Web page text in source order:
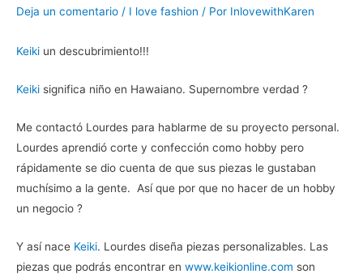
Deja un comentario / I love fashion / Por InlovewithKaren
Keiki un descubrimiento!!!
Keiki significa niño en Hawaiano. Supernombre verdad ?
Me contactó Lourdes para hablarme de su proyecto personal.
Lourdes aprendió corte y confección como hobby pero
rápidamente se dio cuenta de que sus piezas le gustaban
muchísimo a la gente. Así que por que no hacer de un hobby
un negocio ?
Y así nace Keiki. Lourdes diseña piezas personalizables. Las
piezas que podrás encontrar en www.keikionline.com son